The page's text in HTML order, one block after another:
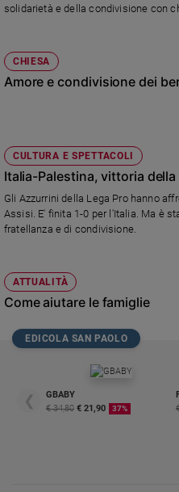
solidarietà e della condivisione con
CHIESA
Amore e condivisione dei
CULTURA E SPETTACOLI
Italia-Palestina, vittoria della
Gli Azzurrini della Lega Pro hanno
Assisi. E' finita 1-0 per l'Italia. Ma è
fratellanza e di condivisione.
ATTUALITÀ
Come aiutare le famiglie
EDICOLA SAN PAOLO
❮
GBABY
€ 34,80 € 21,90 37%